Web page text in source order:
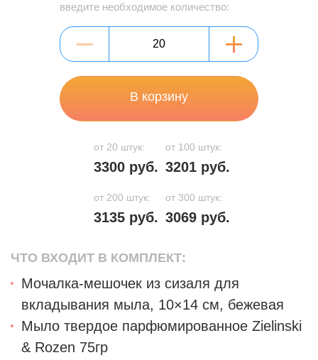
введите необходимое количество:
В корзину
от 20 штук: от 100 штук:
3300 руб. 3201 руб.
от 200 штук: от 300 штук:
3135 руб. 3069 руб.
ЧТО ВХОДИТ В КОМПЛЕКТ:
Мочалка-мешочек из сизаля для
вкладывания мыла, 10×14 см, бежевая
Мыло твердое парфюмированное Zielinski
& Rozen 75гр